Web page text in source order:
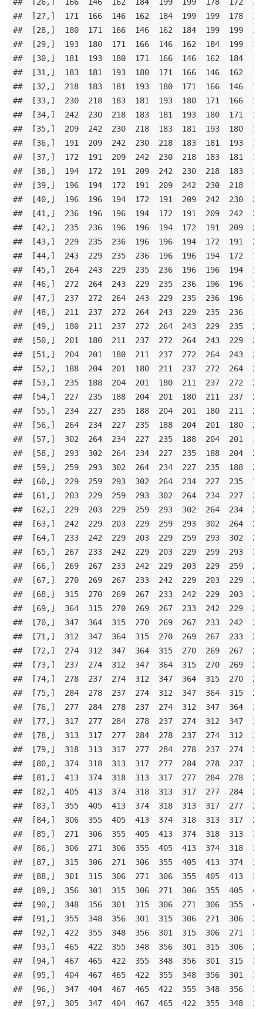
##  [26,]  166  146  162  184  199  199  178  172
##  [27,]  171  166  146  162  184  199  199  178
##  [28,]  180  171  166  146  162  184  199  199
##  [29,]  193  180  171  166  146  162  184  199
##  [30,]  181  193  180  171  166  146  162  184
##  [31,]  183  181  193  180  171  166  146  162
##  [32,]  218  183  181  193  180  171  166  146
##  [33,]  230  218  183  181  193  180  171  166
##  [34,]  242  230  218  183  181  193  180  171
##  [35,]  209  242  230  218  183  181  193  180
##  [36,]  191  209  242  230  218  183  181  193
##  [37,]  172  191  209  242  230  218  183  181
##  [38,]  194  172  191  209  242  230  218  183
##  [39,]  196  194  172  191  209  242  230  218
##  [40,]  196  196  194  172  191  209  242  230
##  [41,]  236  196  196  194  172  191  209  242
##  [42,]  235  236  196  196  194  172  191  209
##  [43,]  229  235  236  196  196  194  172  191
##  [44,]  243  229  235  236  196  196  194  172
##  [45,]  264  243  229  235  236  196  196  194
##  [46,]  272  264  243  229  235  236  196  196
##  [47,]  237  272  264  243  229  235  236  196
##  [48,]  211  237  272  264  243  229  235  236
##  [49,]  180  211  237  272  264  243  229  235
##  [50,]  201  180  211  237  272  264  243  229
##  [51,]  204  201  180  211  237  272  264  243
##  [52,]  188  204  201  180  211  237  272  264
##  [53,]  235  188  204  201  180  211  237  272
##  [54,]  227  235  188  204  201  180  211  237
##  [55,]  234  227  235  188  204  201  180  211
##  [56,]  264  234  227  235  188  204  201  180
##  [57,]  302  264  234  227  235  188  204  201
##  [58,]  293  302  264  234  227  235  188  204
##  [59,]  259  293  302  264  234  227  235  188
##  [60,]  229  259  293  302  264  234  227  235
##  [61,]  203  229  259  293  302  264  234  227
##  [62,]  229  203  229  259  293  302  264  234
##  [63,]  242  229  203  229  259  293  302  264
##  [64,]  233  242  229  203  229  259  293  302
##  [65,]  267  233  242  229  203  229  259  293
##  [66,]  269  267  233  242  229  203  229  259
##  [67,]  270  269  267  233  242  229  203  229
##  [68,]  315  270  269  267  233  242  229  203
##  [69,]  364  315  270  269  267  233  242  229
##  [70,]  347  364  315  270  269  267  233  242
##  [71,]  312  347  364  315  270  269  267  233
##  [72,]  274  312  347  364  315  270  269  267
##  [73,]  237  274  312  347  364  315  270  269
##  [74,]  278  237  274  312  347  364  315  270
##  [75,]  284  278  237  274  312  347  364  315
##  [76,]  277  284  278  237  274  312  347  364
##  [77,]  317  277  284  278  237  274  312  347
##  [78,]  313  317  277  284  278  237  274  312
##  [79,]  318  313  317  277  284  278  237  274
##  [80,]  374  318  313  317  277  284  278  237
##  [81,]  413  374  318  313  317  277  284  278
##  [82,]  405  413  374  318  313  317  277  284
##  [83,]  355  405  413  374  318  313  317  277
##  [84,]  306  355  405  413  374  318  313  317
##  [85,]  271  306  355  405  413  374  318  313
##  [86,]  306  271  306  355  405  413  374  318
##  [87,]  315  306  271  306  355  405  413  374
##  [88,]  301  315  306  271  306  355  405  413
##  [89,]  356  301  315  306  271  306  355  405
##  [90,]  348  356  301  315  306  271  306  355
##  [91,]  355  348  356  301  315  306  271  306
##  [92,]  422  355  348  356  301  315  306  271
##  [93,]  465  422  355  348  356  301  315  306
##  [94,]  467  465  422  355  348  356  301  315
##  [95,]  404  467  465  422  355  348  356  301
##  [96,]  347  404  467  465  422  355  348  356
##  [97,]  305  347  404  467  465  422  355  348